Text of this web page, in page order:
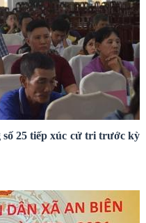
25 tiếp xúc cử tri trước kỳ